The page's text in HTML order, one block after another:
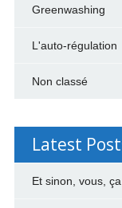
Greenwashing
L'auto-régulation
Non classé
Latest
Et sinon, vous,